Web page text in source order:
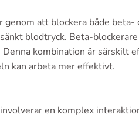
att blockera både
blodtryck. Beta-
kombination är särskilt
kan arbeta mer effektivt.
en komplex